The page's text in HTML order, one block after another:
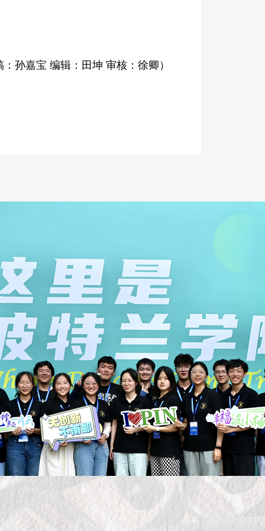
：孙嘉宝 编辑：田坤 审核：徐卿）